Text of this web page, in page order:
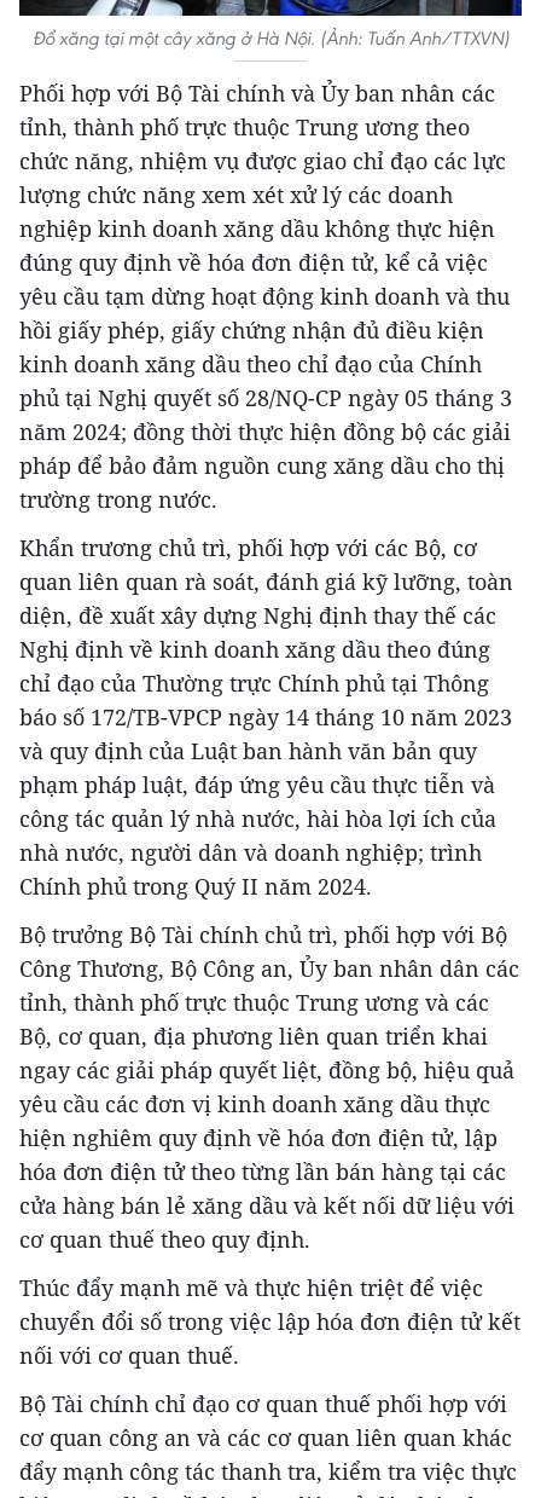
Đổ xăng tại một cây xăng ở Hà Nội. (Ảnh: Tuấn Anh/TTXVN)
Phối hợp với Bộ Tài chính và Ủy ban nhân các
tỉnh, thành phố trực thuộc Trung ương theo
chức năng, nhiệm vụ được giao chỉ đạo các lực
lượng chức năng xem xét xử lý các doanh
nghiệp kinh doanh xăng dầu không thực hiện
đúng quy định về hóa đơn điện tử, kể cả việc
yêu cầu tạm dừng hoạt động kinh doanh và thu
hồi giấy phép, giấy chứng nhận đủ điều kiện
kinh doanh xăng dầu theo chỉ đạo của Chính
phủ tại Nghị quyết số 28/NQ-CP ngày 05 tháng 3
năm 2024; đồng thời thực hiện đồng bộ các giải
pháp để bảo đảm nguồn cung xăng dầu cho thị
trường trong nước.
Khẩn trương chủ trì, phối hợp với các Bộ, cơ
quan liên quan rà soát, đánh giá kỹ lưỡng, toàn
diện, đề xuất xây dựng Nghị định thay thế các
Nghị định về kinh doanh xăng dầu theo đúng
chỉ đạo của Thường trực Chính phủ tại Thông
báo số 172/TB-VPCP ngày 14 tháng 10 năm 2023
và quy định của Luật ban hành văn bản quy
phạm pháp luật, đáp ứng yêu cầu thực tiễn và
công tác quản lý nhà nước, hài hòa lợi ích của
nhà nước, người dân và doanh nghiệp; trình
Chính phủ trong Quý II năm 2024.
Bộ trưởng Bộ Tài chính chủ trì, phối hợp với Bộ
Công Thương, Bộ Công an, Ủy ban nhân dân các
tỉnh, thành phố trực thuộc Trung ương và các
Bộ, cơ quan, địa phương liên quan triển khai
ngay các giải pháp quyết liệt, đồng bộ, hiệu quả
yêu cầu các đơn vị kinh doanh xăng dầu thực
hiện nghiêm quy định về hóa đơn điện tử, lập
hóa đơn điện tử theo từng lần bán hàng tại các
cửa hàng bán lẻ xăng dầu và kết nối dữ liệu với
cơ quan thuế theo quy định.
Thúc đẩy mạnh mẽ và thực hiện triệt để việc
chuyển đổi số trong việc lập hóa đơn điện tử kết
nối với cơ quan thuế.
Bộ Tài chính chỉ đạo cơ quan thuế phối hợp với
cơ quan công an và các cơ quan liên quan khác
đẩy mạnh công tác thanh tra, kiểm tra việc thực